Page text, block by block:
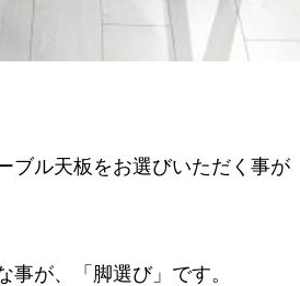
ブル天板をお選びいただく事が
が、「脚選び」です。